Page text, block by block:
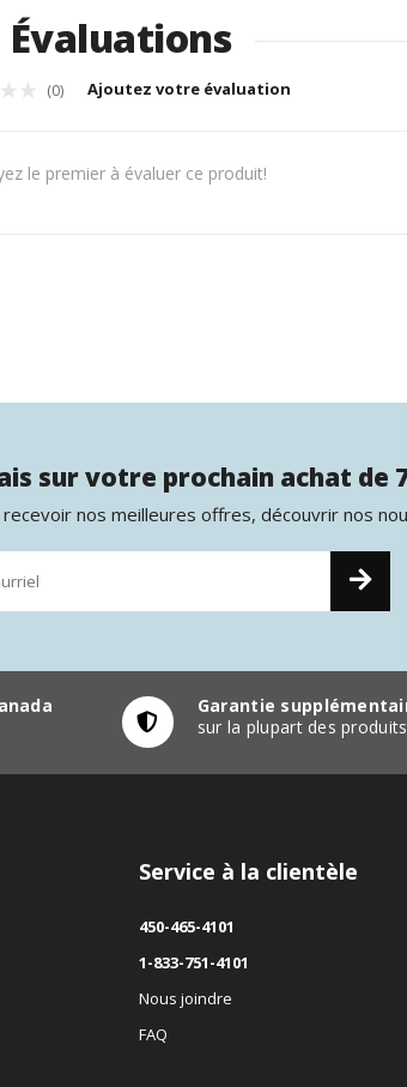
Évaluations
(0) Ajoutez votre évaluation
le premier à évaluer ce produit!
sur votre prochain achat de
nos meilleures offres, découvrir nos
Garantie
sur la plupart des produits
Service à la clientèle
450-465-4101
1-833-751-4101
Nous joindre
FAQ